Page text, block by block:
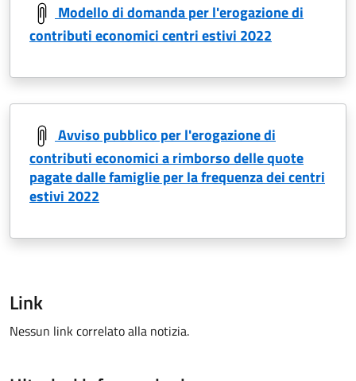
Modello di domanda per l'erogazione di
contributi economici centri estivi 2022
Avviso pubblico per l'erogazione di
contributi economici a rimborso delle quote
pagate dalle famiglie per la frequenza dei centri
estivi 2022
Link
Nessun link correlato alla notizia.